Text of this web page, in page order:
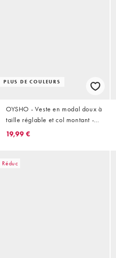
PLUS DE COULEURS
OYSHO - Veste en modal doux à
taille réglable et col montant -
Taupe pâle
19,99 €
Réduc